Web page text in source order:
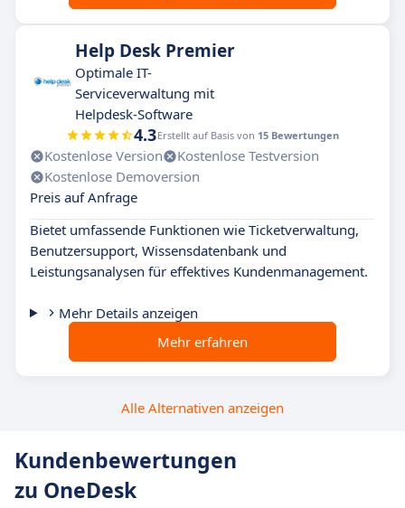
Help Desk Premier
Optimale IT-
Serviceverwaltung mit
Helpdesk-Software
4.3Erstellt auf Basis von 15 Bewertungen
Kostenlose Version
Kostenlose Testversion
Kostenlose Demoversion
Preis auf Anfrage
Bietet umfassende Funktionen wie Ticketverwaltung,
Benutzersupport, Wissensdatenbank und
Leistungsanalysen für effektives Kundenmanagement.
Mehr Details anzeigen
Mehr erfahren
Alle Alternativen anzeigen
Kundenbewertungen
zu OneDesk